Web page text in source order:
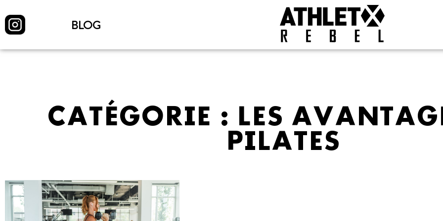
BLOG
CATÉGORIE : LES
PILATES